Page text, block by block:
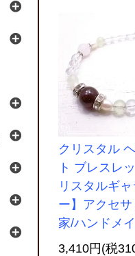
クリスタル
ト ブレスレ
リスタルギャ
ー】アクセ
家/ハンドメ
3,410円(税